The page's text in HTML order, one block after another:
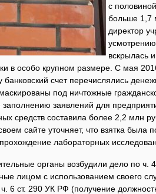
с
больше 1,7
директор
вскрылась
в особо крупном размере. С мая
банковский счет перечислялись
под ничтожные
заполнению заявлений для
средств составила более 2,2 млн
сайте уточняет, что взятка
лабораторных
органы возбудили дело по ч.
лицом с использованием своего
6 ст. 290 УК РФ (получение